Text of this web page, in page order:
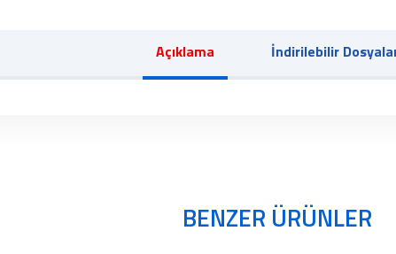
Açıklama İndirilebilir
BENZER ÜRÜNLER